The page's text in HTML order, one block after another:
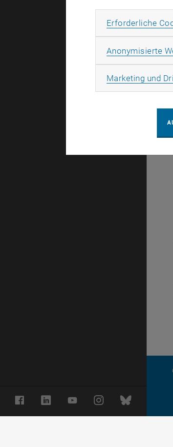
FacebookLinkedInYouTubeInstagramBluesky
Erforderliche
Anonymisierte
Marketing und